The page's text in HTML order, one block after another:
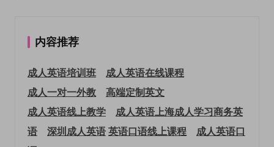
内容推荐
成人英语培训班
成人英语在线课程
成人一对一外教
高端定制英文
成人英语线上教学
成人英语上海成人学习商务英
语
深圳成人英语英语口语线上课程
成人英语口